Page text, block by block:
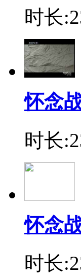
时长
怀念
时长
怀念
时长